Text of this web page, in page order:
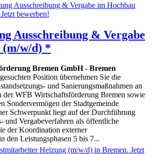
Ausschreibung & Vergabe
(m/w/d) *
Bremen GmbH- Bremen
Position übernehmen Sie die
und Sanierungsmaßnahmen an
der WFB Wirtschaftsförderung Bremen sowie
Sondervermögen der Stadtgemeinde
Schwerpunkt liegt auf der Durchführung
und Vergabeverfahren als öffentliche
der Koordination externer
den Leistungsphasen 5 bis 7...